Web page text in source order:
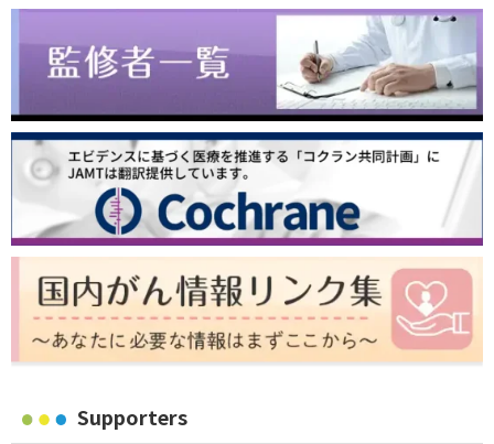
Supporters